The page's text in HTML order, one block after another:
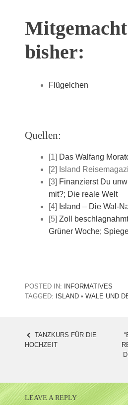
bisher:
Flügelchen
Quellen:
[1] Das Walfang
[2] Island
[3] Finanzierst Du
mit?; Die reale Welt
[4] Island – Die Wal-
[5] Zoll
Grüner Woche;
POSTED IN:
INFORMATIVES
TAGGED: ISLAND • WALE UND
POST
TANZKURS FÜR DIE
HOCHZEIT
LEAVE A REPLY